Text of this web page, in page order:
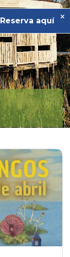
Reserva aquí